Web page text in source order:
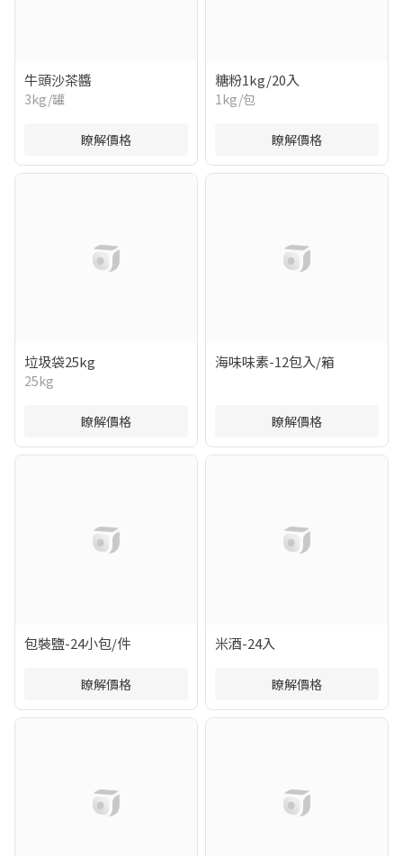
牛頭沙茶醬
3kg/罐
瞭解價格
糖粉1kg/20入
1kg/包
瞭解價格
垃圾袋25kg
25kg
瞭解價格
海味味素-12包入/箱
瞭解價格
包裝鹽-24小包/件
瞭解價格
米酒-24入
瞭解價格